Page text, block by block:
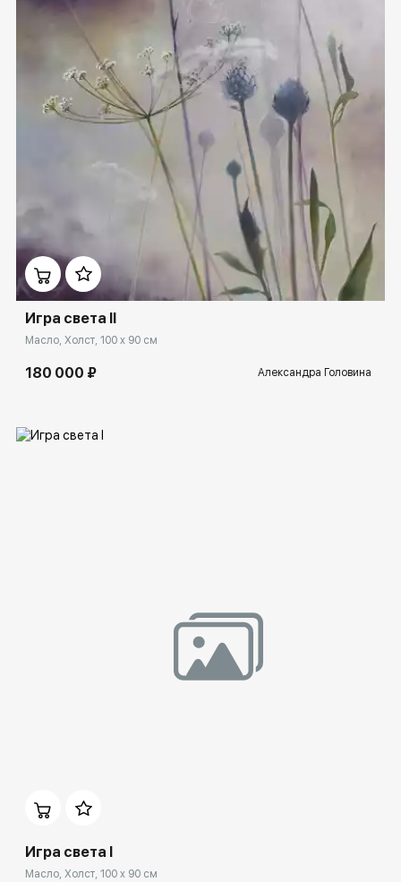
Домен: ekb.rakovgallery.ru
Игра света II
Масло, Холст, 100 x 90 см
180 000 ₽ Александра Головина
Игра света I
Масло, Холст, 100 x 90 см